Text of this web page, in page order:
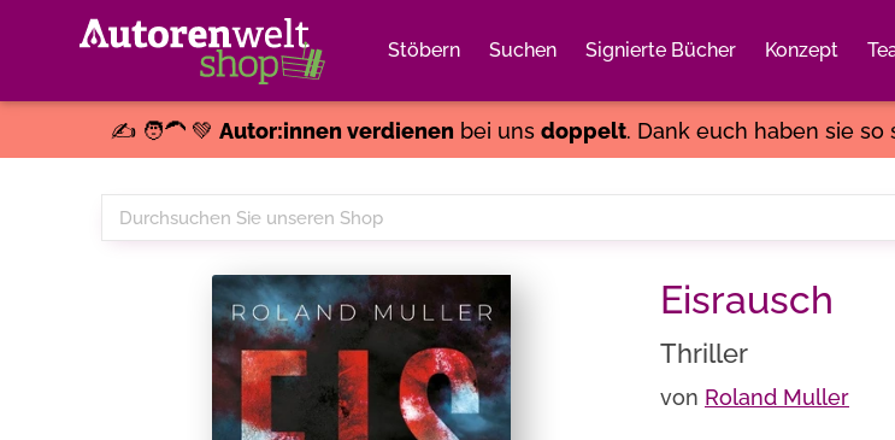
Stöbern Suchen Signierte Bücher Konzept
✍️ 🧑‍🦱 💚 Autor:innen verdienenbei uns doppelt. Dank euch haben sie so
Durchsuchen
Sie
Eisrausch
Thriller
von Roland Muller